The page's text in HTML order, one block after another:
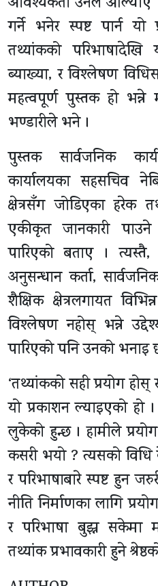
गर्ने भनेर स्पष्ट पार्न
तथ्यांकको
ब्याख्या, र विश्लेषण
महत्वपूर्ण पुस्तक हो
भण्डारीले भने ।
पुस्तक सार्वजनिक
कार्यालयका सहसचिव
क्षेत्रसँग जोडिएका हरेक
एकीकृत जानकारी
पारिएको बताए । त्यस्तै,
अनुसन्धान कर्ता,
शैक्षिक क्षेत्रलगायत
विश्लेषण नहोस् भन्ने
पारिएको पनि उनको भनाइ
‘तथ्यांकको सही प्रयोग
यो प्रकाशन ल्याइएको
लुकेको हुन्छ । हामीले
कसरी भयो ? त्यसको
र परिभाषाबारे स्पष्ट हुन
नीति निर्माणका लागि
र परिभाषा बुझ्न सकेमा
तथ्यांक प्रभावकारी हुने